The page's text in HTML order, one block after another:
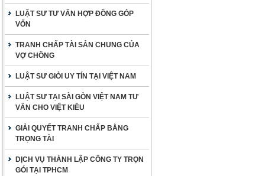
LUẬT SƯ TƯ VẤN HỢP ĐỒNG GÓP
VỐN
TRANH CHẤP TÀI SẢN CHUNG CỦA
VỢ CHỒNG
LUẬT SƯ GIỎI UY TÍN TẠI VIỆT NAM
LUẬT SƯ TẠI SÀI GÒN VIỆT NAM TƯ
VẤN CHO VIỆT KIỀU
GIẢI QUYẾT TRANH CHẤP BẰNG
TRỌNG TÀI
DỊCH VỤ THÀNH LẬP CÔNG TY TRỌN
GÓI TẠI TPHCM